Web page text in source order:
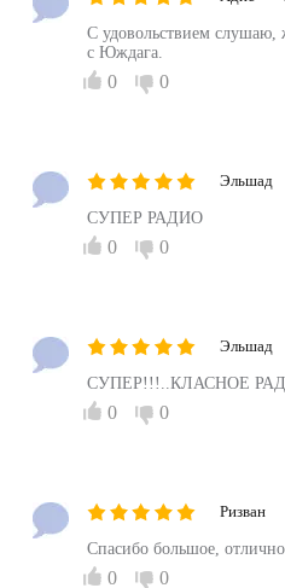
С удовольствием слушаю,
с Юждага.
0 0
Эльшад
СУПЕР РАДИО
0 0
Эльшад
СУПЕР!!!..КЛАСНОЕ
0 0
Ризван
Спасибо большое,
0 0